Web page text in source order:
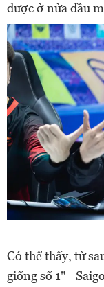
được ở nửa đầu
Có thể thấy, từ
giống số 1" -